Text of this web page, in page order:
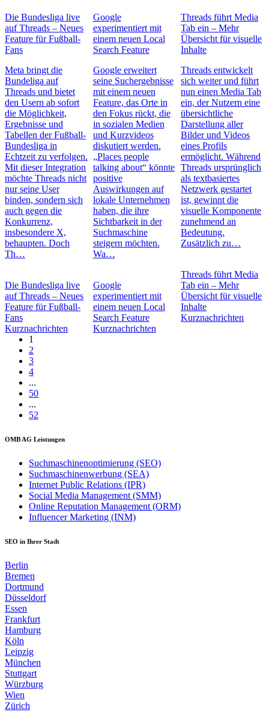
Die Bundesliga live
auf Threads – Neues
Feature für Fußball-
Fans
Meta bringt die
Bundeliga auf
Threads und bietet
den Usern ab sofort
die Möglichkeit,
Ergebnisse und
Tabellen der Fußball-
Bundesliga in
Echtzeit zu verfolgen.
Mit dieser Integration
möchte Threads nicht
nur seine User
binden, sondern sich
auch gegen die
Konkurrenz,
insbesondere X,
behaupten. Doch
Th…
Die Bundesliga live
auf Threads – Neues
Feature für Fußball-
Fans
Kurznachrichten
Google
experimentiert mit
einem neuen Local
Search Feature
Google erweitert
seine Suchergebnisse
mit einem neuen
Feature, das Orte in
den Fokus rückt, die
in sozialen Medien
und Kurzvideos
diskutiert werden.
„Places people
talking about“ könnte
positive
Auswirkungen auf
lokale Unternehmen
haben, die ihre
Sichtbarkeit in der
Suchmaschine
steigern möchten.
Wa…
Google
experimentiert mit
einem neuen Local
Search Feature
Kurznachrichten
Threads führt Media
Tab ein – Mehr
Übersicht für visuelle
Inhalte
Threads entwickelt
sich weiter und führt
nun einen Media Tab
ein, der Nutzern eine
übersichtliche
Darstellung aller
Bilder und Videos
eines Profils
ermöglicht. Während
Threads ursprünglich
als textbasiertes
Netzwerk gestartet
ist, gewinnt die
visuelle Komponente
zunehmend an
Bedeutung.
Zusätzlich zu…
Threads führt Media
Tab ein – Mehr
Übersicht für visuelle
Inhalte
Kurznachrichten
1
2
3
4
...
50
...
52
OMB AG Leistungen
Suchmaschinenoptimierung (SEO)
Suchmaschinenwerbung (SEA)
Internet Public Relations (IPR)
Social Media Management (SMM)
Online Reputation Management (ORM)
Influencer Marketing (INM)
SEO in Ihrer Stadt
Berlin
Bremen
Dortmund
Düsseldorf
Essen
Frankfurt
Hamburg
Köln
Leipzig
München
Stuttgart
Würzburg
Wien
Zürich